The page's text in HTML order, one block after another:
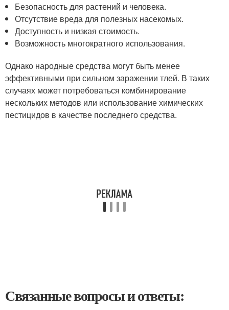
Безопасность для растений и человека.
Отсутствие вреда для полезных насекомых.
Доступность и низкая стоимость.
Возможность многократного использования.
Однако народные средства могут быть менее
эффективными при сильном заражении тлей. В таких
случаях может потребоваться комбинирование
нескольких методов или использование химических
пестицидов в качестве последнего средства.
Связанные вопросы и ответы: